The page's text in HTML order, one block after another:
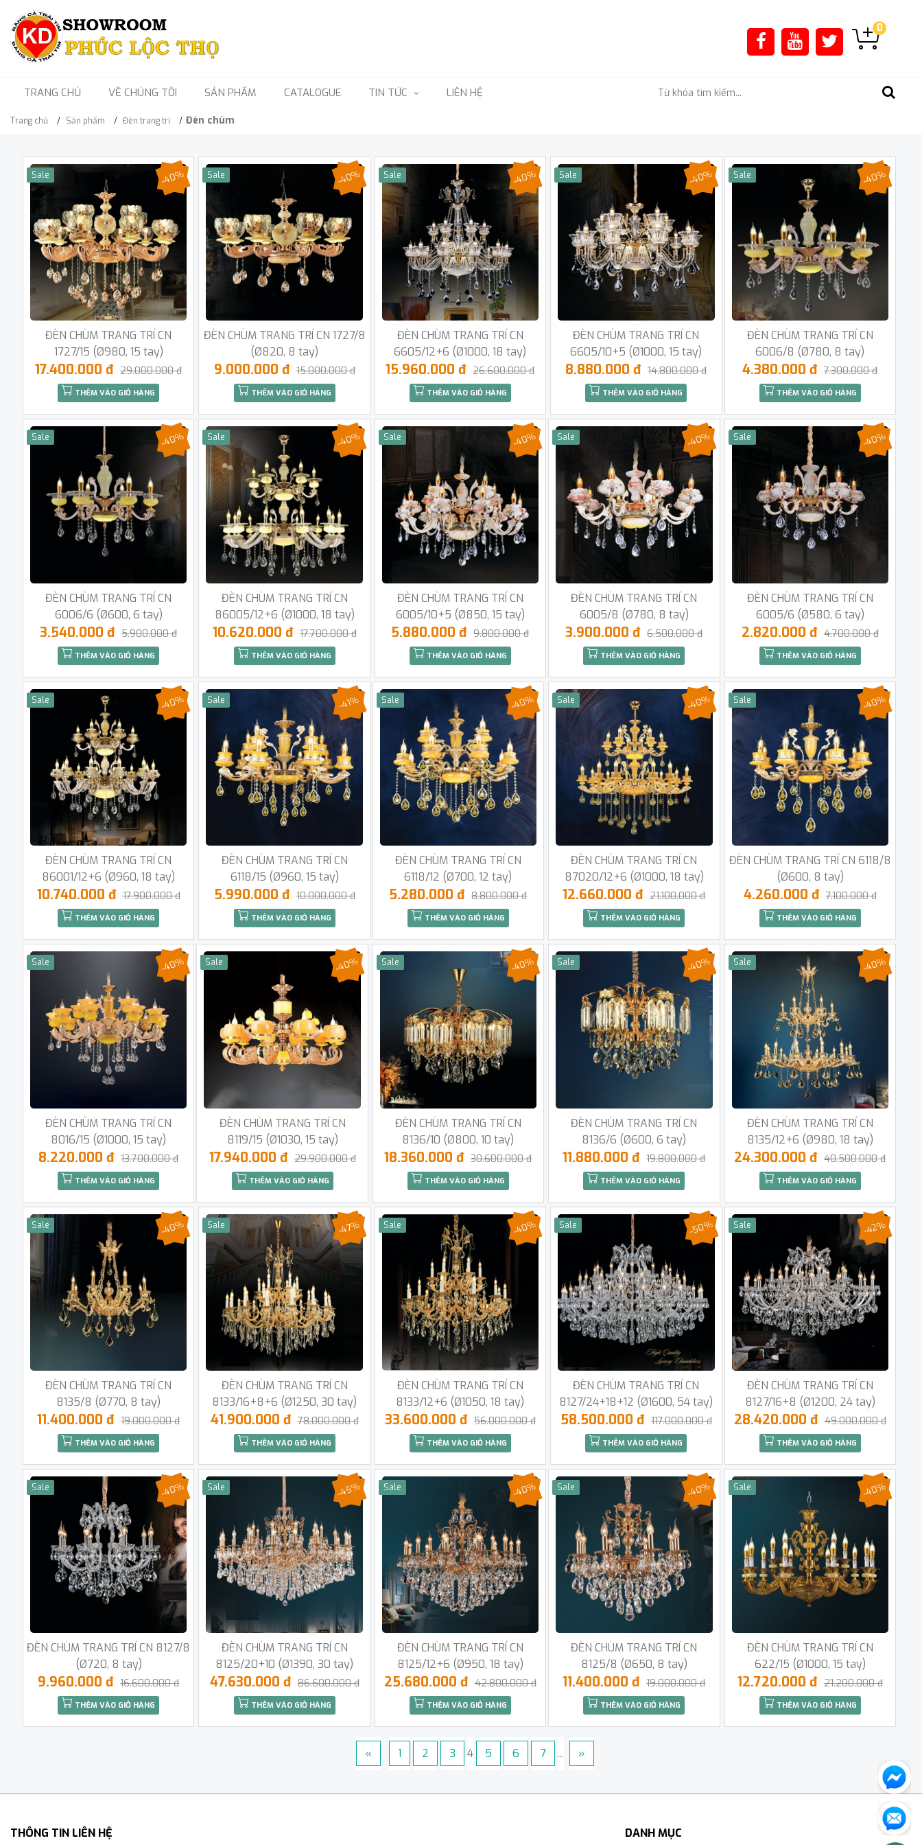
0
TRANG CHỦ VỀ CHÚNG TÔI SẢN PHẨM CATALOGUE TIN TỨC LIÊN HỆ
Trang chủ Sản phẩm Đèn trang trí Đèn chùm
Sale
ĐÈN CHÙM TRANG TRÍ CN
1727/15 (Ø980, 15 tay)
-40%
17.400.000 đ 29.000.000 đ
THÊM VÀO GIỎ HÀNG
Sale
ĐÈN CHÙM TRANG TRÍ CN 1727/8
(Ø820, 8 tay)
-40%
9.000.000 đ 15.000.000 đ
THÊM VÀO GIỎ HÀNG
Sale
ĐÈN CHÙM TRANG TRÍ CN
6605/12+6 (Ø1000, 18 tay)
-40%
15.960.000 đ 26.600.000 đ
THÊM VÀO GIỎ HÀNG
Sale
ĐÈN CHÙM TRANG TRÍ CN
6605/10+5 (Ø1000, 15 tay)
-40%
8.880.000 đ 14.800.000 đ
THÊM VÀO GIỎ HÀNG
Sale
ĐÈN CHÙM TRANG TRÍ CN
6006/8 (Ø780, 8 tay)
-40%
4.380.000 đ 7.300.000 đ
THÊM VÀO GIỎ HÀNG
Sale
ĐÈN CHÙM TRANG TRÍ CN
6006/6 (Ø600, 6 tay)
-40%
3.540.000 đ 5.900.000 đ
THÊM VÀO GIỎ HÀNG
Sale
ĐÈN CHÙM TRANG TRÍ CN
86005/12+6 (Ø1000, 18 tay)
-40%
10.620.000 đ 17.700.000 đ
THÊM VÀO GIỎ HÀNG
Sale
ĐÈN CHÙM TRANG TRÍ CN
6005/10+5 (Ø850, 15 tay)
-40%
5.880.000 đ 9.800.000 đ
THÊM VÀO GIỎ HÀNG
Sale
ĐÈN CHÙM TRANG TRÍ CN
6005/8 (Ø780, 8 tay)
-40%
3.900.000 đ 6.500.000 đ
THÊM VÀO GIỎ HÀNG
Sale
ĐÈN CHÙM TRANG TRÍ CN
6005/6 (Ø580, 6 tay)
-40%
2.820.000 đ 4.700.000 đ
THÊM VÀO GIỎ HÀNG
Sale
ĐÈN CHÙM TRANG TRÍ CN
86001/12+6 (Ø960, 18 tay)
-40%
10.740.000 đ 17.900.000 đ
THÊM VÀO GIỎ HÀNG
Sale
ĐÈN CHÙM TRANG TRÍ CN
6118/15 (Ø960, 15 tay)
-41%
5.990.000 đ 10.000.000 đ
THÊM VÀO GIỎ HÀNG
Sale
ĐÈN CHÙM TRANG TRÍ CN
6118/12 (Ø700, 12 tay)
-40%
5.280.000 đ 8.800.000 đ
THÊM VÀO GIỎ HÀNG
Sale
ĐÈN CHÙM TRANG TRÍ CN
87020/12+6 (Ø1000, 18 tay)
-40%
12.660.000 đ 21.100.000 đ
THÊM VÀO GIỎ HÀNG
Sale
ĐÈN CHÙM TRANG TRÍ CN 6118/8
(Ø600, 8 tay)
-40%
4.260.000 đ 7.100.000 đ
THÊM VÀO GIỎ HÀNG
Sale
ĐÈN CHÙM TRANG TRÍ CN
8016/15 (Ø1000, 15 tay)
-40%
8.220.000 đ 13.700.000 đ
THÊM VÀO GIỎ HÀNG
Sale
ĐÈN CHÙM TRANG TRÍ CN
8119/15 (Ø1030, 15 tay)
-40%
17.940.000 đ 29.900.000 đ
THÊM VÀO GIỎ HÀNG
Sale
ĐÈN CHÙM TRANG TRÍ CN
8136/10 (Ø800, 10 tay)
-40%
18.360.000 đ 30.600.000 đ
THÊM VÀO GIỎ HÀNG
Sale
ĐÈN CHÙM TRANG TRÍ CN
8136/6 (Ø600, 6 tay)
-40%
11.880.000 đ 19.800.000 đ
THÊM VÀO GIỎ HÀNG
Sale
ĐÈN CHÙM TRANG TRÍ CN
8135/12+6 (Ø980, 18 tay)
-40%
24.300.000 đ 40.500.000 đ
THÊM VÀO GIỎ HÀNG
Sale
ĐÈN CHÙM TRANG TRÍ CN
8135/8 (Ø770, 8 tay)
-40%
11.400.000 đ 19.000.000 đ
THÊM VÀO GIỎ HÀNG
Sale
ĐÈN CHÙM TRANG TRÍ CN
8133/16+8+6 (Ø1250, 30 tay)
-47%
41.900.000 đ 78.000.000 đ
THÊM VÀO GIỎ HÀNG
Sale
ĐÈN CHÙM TRANG TRÍ CN
8133/12+6 (Ø1050, 18 tay)
-40%
33.600.000 đ 56.000.000 đ
THÊM VÀO GIỎ HÀNG
Sale
ĐÈN CHÙM TRANG TRÍ CN
8127/24+18+12 (Ø1600, 54 tay)
-50%
58.500.000 đ 117.000.000 đ
THÊM VÀO GIỎ HÀNG
Sale
ĐÈN CHÙM TRANG TRÍ CN
8127/16+8 (Ø1200, 24 tay)
-42%
28.420.000 đ 49.000.000 đ
THÊM VÀO GIỎ HÀNG
Sale
ĐÈN CHÙM TRANG TRÍ CN 8127/8
(Ø720, 8 tay)
-40%
9.960.000 đ 16.600.000 đ
THÊM VÀO GIỎ HÀNG
Sale
ĐÈN CHÙM TRANG TRÍ CN
8125/20+10 (Ø1390, 30 tay)
-45%
47.630.000 đ 86.600.000 đ
THÊM VÀO GIỎ HÀNG
Sale
ĐÈN CHÙM TRANG TRÍ CN
8125/12+6 (Ø950, 18 tay)
-40%
25.680.000 đ 42.800.000 đ
THÊM VÀO GIỎ HÀNG
Sale
ĐÈN CHÙM TRANG TRÍ CN
8125/8 (Ø650, 8 tay)
-40%
11.400.000 đ 19.000.000 đ
THÊM VÀO GIỎ HÀNG
Sale
ĐÈN CHÙM TRANG TRÍ CN
622/15 (Ø1000, 15 tay)
-40%
12.720.000 đ 21.200.000 đ
THÊM VÀO GIỎ HÀNG
« 1 2 3 4 5 6 7 ... »
THÔNG TIN LIÊN HỆ DANH MỤC